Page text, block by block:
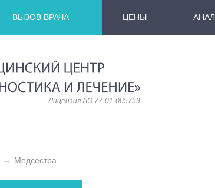
ВЫЗОВ ВРАЧА ЦЕНЫ
Лицензия ЛО 77-01-005759
→ Медсестра